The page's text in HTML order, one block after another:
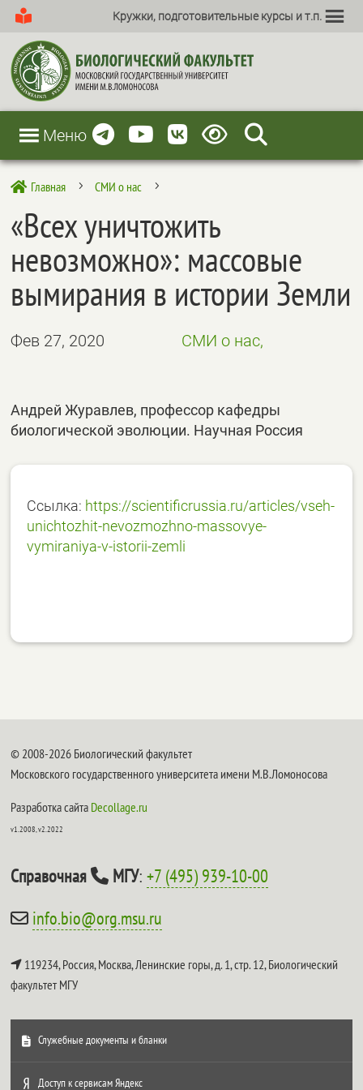
Кружки, подготовительные курсы и т.п.
Меню
 Главная 5 СМИ о нас 5
«Всех уничтожить
невозможно»: массовые
вымирания в истории Земли
Фев 27, 2020 СМИ о нас,
Андрей Журавлев, профессор кафедры
биологической эволюции. Научная Россия
Ссылка: https://scientificrussia.ru/articles/vseh-
unichtozhit-nevozmozhno-massovye-
vymiraniya-v-istorii-zemli
© 2008-2026 Биологический факультет
Московского государственного университета имени М.В.Ломоносова
Разработка сайта Decollage.ru
v1.2008, v2.2022
Справочная МГУ:+7 (495) 939-10-00
info.bio@org.msu.ru
119234, Россия, Москва, Ленинские горы, д. 1, стр. 12,Биологический
факультет МГУ
Служебные документы и бланки
Доступ к сервисам Яндекс